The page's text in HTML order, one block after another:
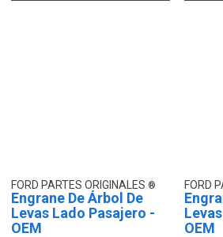
FORD PARTES ORIGINALES
Engrane De Árbol De
Levas Lado Pasajero -
OEM
FORD
OEM